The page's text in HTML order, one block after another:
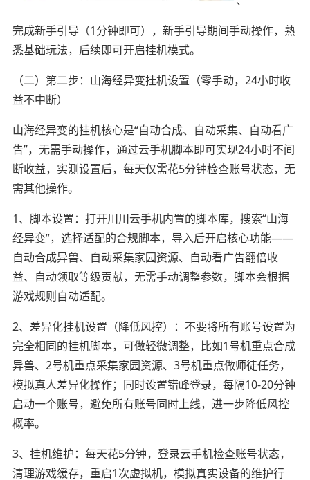
完成新手引导（1分钟即可），新手引导期间手动操作，熟
悉基础玩法，后续即可开启挂机模式。
（二）第二步：山海经异变挂机设置（零手动，24小时收
益不中断）
山海经异变的挂机核心是“自动合成、自动采集、自动看广
告”，无需手动操作，通过云手机脚本即可实现24小时不间
断收益，实测设置后，每天仅需花5分钟检查账号状态，无
需其他操作。
1、脚本设置：打开川川云手机内置的脚本库，搜索“山海
经异变”，选择适配的合规脚本，导入后开启核心功能——
自动合成异兽、自动采集家园资源、自动看广告翻倍收
益、自动领取等级贡献，无需手动调整参数，脚本会根据
游戏规则自动适配。
2、差异化挂机设置（降低风控）：不要将所有账号设置为
完全相同的挂机脚本，可做轻微调整，比如1号机重点合成
异兽、2号机重点采集家园资源、3号机重点做师徒任务，
模拟真人差异化操作；同时设置错峰登录，每隔10-20分钟
启动一个账号，避免所有账号同时上线，进一步降低风控
概率。
3、挂机维护：每天花5分钟，登录云手机检查账号状态，
清理游戏缓存，重启1次虚拟机，模拟真实设备的维护行